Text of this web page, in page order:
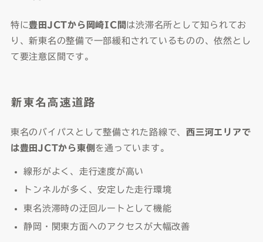
特に豊田JCTから岡崎IC間 は渋滞名所として知られてお
り、新東名の整備で一部緩和されているものの、依然とし
て要注意区間です。
新東名高速道路
東名のバイパスとして整備された路線で、西三河エリアで
は豊田JCTから東側 を通っています。
線形がよく、走行速度が高い
トンネルが多く、安定した走行環境
東名渋滞時の迂回ルートとして機能
静岡・関東方面へのアクセスが大幅改善